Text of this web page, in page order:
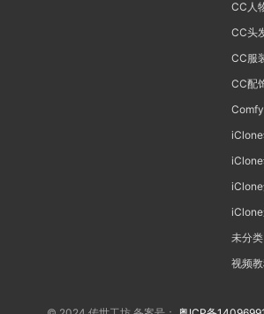
CC人
CC头
CC服
CC配
未分类
视频